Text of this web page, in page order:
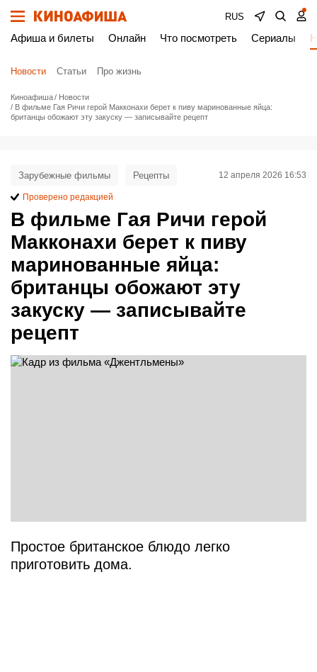
RUS
Афиша и билеты Онлайн Что посмотреть Сериалы
Новости Статьи Про жизнь
Киноафиша
Новости
В фильме Гая Ричи герой Макконахи берет к пиву маринованные яйца:
британцы обожают эту закуску — записывайте рецепт
В фильме Гая Ричи герой
Макконахи берет к пиву
маринованные яйца:
британцы обожают эту
закуску — записывайте
рецепт
Зарубежные фильмы Рецепты 12 апреля 2026 16:53
Проверено редакцией
Простое британское блюдо легко
приготовить дома.